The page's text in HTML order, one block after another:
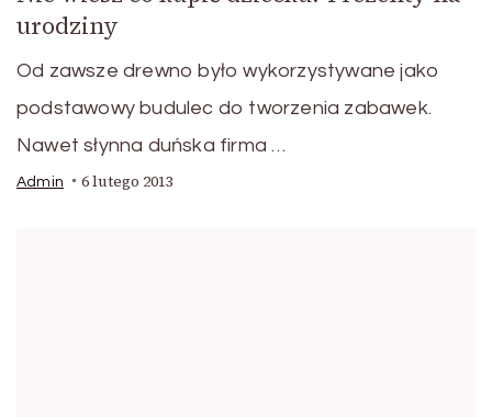
urodziny
Od zawsze drewno było wykorzystywane jako
podstawowy budulec do tworzenia zabawek.
Nawet słynna duńska firma …
Admin 6 lutego 2013